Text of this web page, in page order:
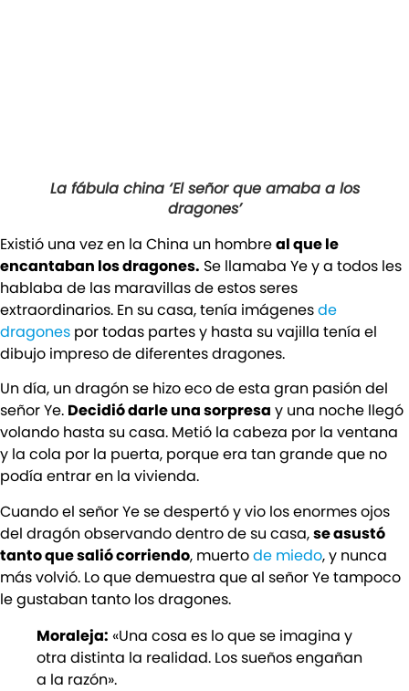
La fábula china ‘El señor que amaba a los
dragones’
Existió una vez en la China un hombreal que le
encantaban los dragones. Se llamaba Ye y a todos les
hablaba de las maravillas de estos seres
extraordinarios. En su casa, tenía imágenesde
dragones por todas partes y hasta su vajilla tenía el
dibujo impreso de diferentes dragones.
Un día, un dragón se hizo eco de esta gran pasión del
señor Ye. Decidió darle una sorpresa y una noche llegó
volando hasta su casa. Metió la cabeza por la ventana
y la cola por la puerta, porque era tan grande que no
podía entrar en la vivienda.
Cuando el señor Ye se despertó y vio los enormes ojos
del dragón observando dentro de su casa,se asustó
tanto que salió corriendo, muertode miedo, y nunca
más volvió. Lo que demuestra que al señor Ye tampoco
le gustaban tanto los dragones.
Moraleja: «Una cosa es lo que se imagina y
otra distinta la realidad. Los sueños engañan
a la razón».